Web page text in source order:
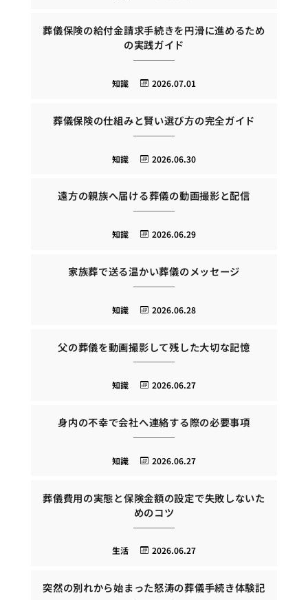
葬儀保険の給付金請求手続きを円滑に進めるため
の実践ガイド
2026.07.01
知識
葬儀保険の仕組みと賢い選び方の完全ガイド
2026.06.30
知識
遠方の親族へ届ける葬儀の動画撮影と配信
2026.06.29
知識
家族葬で送る温かい葬儀のメッセージ
2026.06.28
知識
父の葬儀を動画撮影して残した大切な記憶
2026.06.27
知識
身内の不幸で会社へ連絡する際の必要事項
2026.06.27
知識
葬儀費用の実態と保険金額の設定で失敗しないた
めのコツ
2026.06.27
生活
突然の別れから始まった怒涛の葬儀手続き体験記